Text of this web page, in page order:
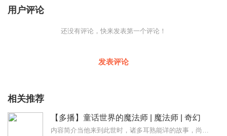
用户评论
还没有评论，快来发表第一个评论！
发表评论
相关推荐
【多播】童话世界的魔法师 | 魔法师 | 奇幻
内容简介当他来到此世时，诸多耳熟能详的故事，尚未拉开序幕——睡美人尚未出生，神灯深埋宝库之底，白雪公主的父王方才迎娶新妻，小美人鱼还在海中和姐妹嬉戏；沙漠中心...